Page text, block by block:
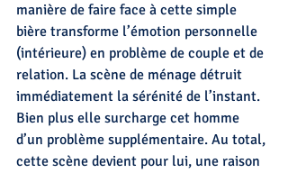
manière de faire face à cette simple
bière transforme l’émotion personnelle
(intérieure) en problème de couple et de
relation. La scène de ménage détruit
immédiatement la sérénité de l’instant.
Bien plus elle surcharge cet homme
d’un problème supplémentaire. Au total,
cette scène devient pour lui, une raison